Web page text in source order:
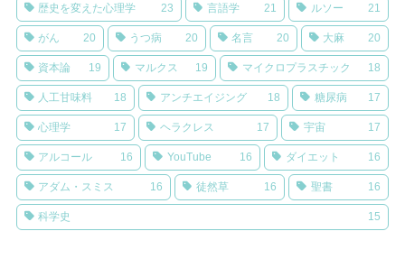
歴史を変えた心理学 23 言語学 21 ルソー 21
がん 20 うつ病 20 名言 20 大麻 20
資本論 19 マルクス 19 マイクロプラスチック 18
人工甘味料 18 アンチエイジング 18 糖尿病 17
心理学 17 ヘラクレス 17 宇宙 17
アルコール 16 YouTube 16 ダイエット 16
アダム・スミス 16 徒然草 16 聖書 16
科学史 15